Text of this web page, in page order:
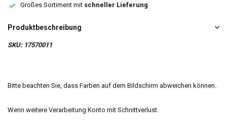
Großes Sortiment mit schneller Lieferung
Produktbeschreibung
SKU: 17570011
Bitte beachten Sie, dass Farben auf dem Bildschirm abweichen können.
Wenn weitere Verarbeitung Konto mit Schnittverlust.